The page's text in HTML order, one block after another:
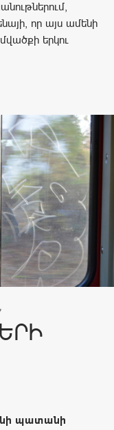
որ այս ամենի
երկու
պատանի